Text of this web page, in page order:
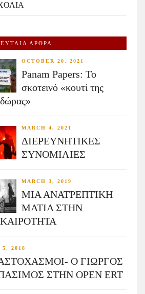
ΑΡΘΡΑ
OCTOBER 20, 2021
Panam Papers: Το
σκοτεινό «κουτί της
MARCH 4, 2021
ΔΙΕΡΕΥΝΗΤΙΚΕΣ
ΣΥΝΟΜΙΛΙΕΣ
MARCH 3, 2019
ΜΙΑ ΑΝΑΤΡΕΠΤΙΚΗ
ΜΑΤΙΑ ΣΤΗΝ
5, 2018
Ο ΓΙΩΡΓΟΣ
ΣΤΗΝ OPEN ERT